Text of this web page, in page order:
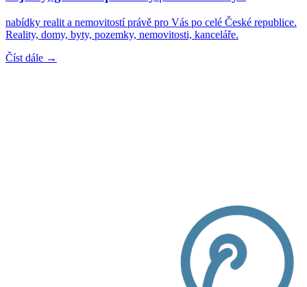
nabídky realit a nemovitostí právě pro Vás po celé České republice.
Reality, domy, byty, pozemky, nemovitosti, kanceláře.
Číst dále →